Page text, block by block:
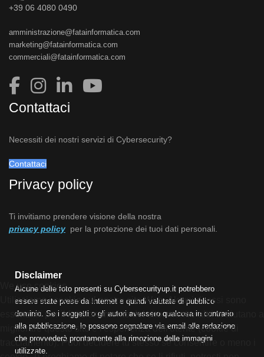
+39 06 4080 0490
amministrazione@fatainformatica.com
marketing@fatainformatica.com
commerciali@fatainformatica.com
Contattaci
Necessiti dei nostri servizi di Cybersecurity?
Contattaci
Privacy policy
Ti invitiamo prendere visione della nostra
privacy policy per la protezione dei tuoi dati personali.
Disclaimer
Alcune delle foto presenti su Cybersecurityup.it potrebbero
essere state prese da Internet e quindi valutate di pubblico
dominio. Se i soggetti o gli autori avessero qualcosa in contrario
alla pubblicazione, lo possono segnalare via email alla redazione
che provvederà prontamente alla rimozione delle immagini
utilizzate.
We use cookies
Utilizziamo i cookie sul nostro sito Web. Alcuni di essi sono
essenziali per il funzionamento del sito, mentre altri ci aiutano a
migliorare questo sito e l'esperienza dell'utente (cookie di
tracciamento). Puoi decidere tu stesso se consentire o meno i